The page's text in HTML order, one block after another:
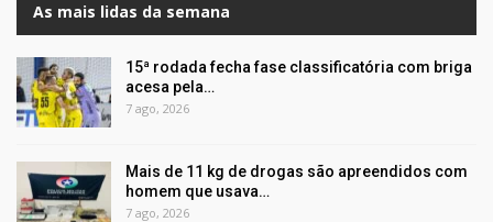
As mais lidas da semana
15ª rodada fecha fase classificatória com briga
acesa pela…
7 ago, 2026
Mais de 11 kg de drogas são apreendidos com
homem que usava…
7 ago, 2026